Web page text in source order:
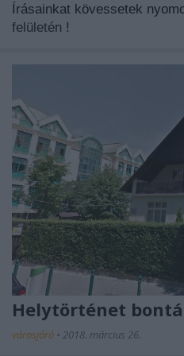
Írásainkat kövessetek
felületén !
Helytörténet
városjáró • 2018. március 26.